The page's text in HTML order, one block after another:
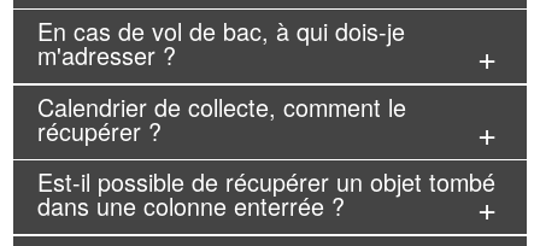
En cas de vol de bac, à qui dois-je
m'adresser ?
Calendrier de collecte, comment le
récupérer ?
Est-il possible de récupérer un objet tombé
dans une colonne enterrée ?